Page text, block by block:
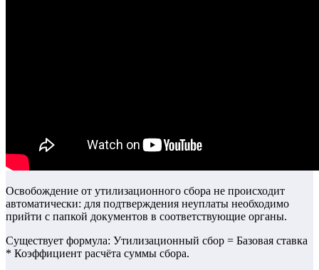
Освобождение от утилизационного сбора не происходит
автоматически: для подтверждения неуплаты необходимо
прийти с папкой документов в соответствующие органы.
Существует формула: Утилизационный сбор = Базовая ставка
* Коэффициент расчёта суммы сбора.